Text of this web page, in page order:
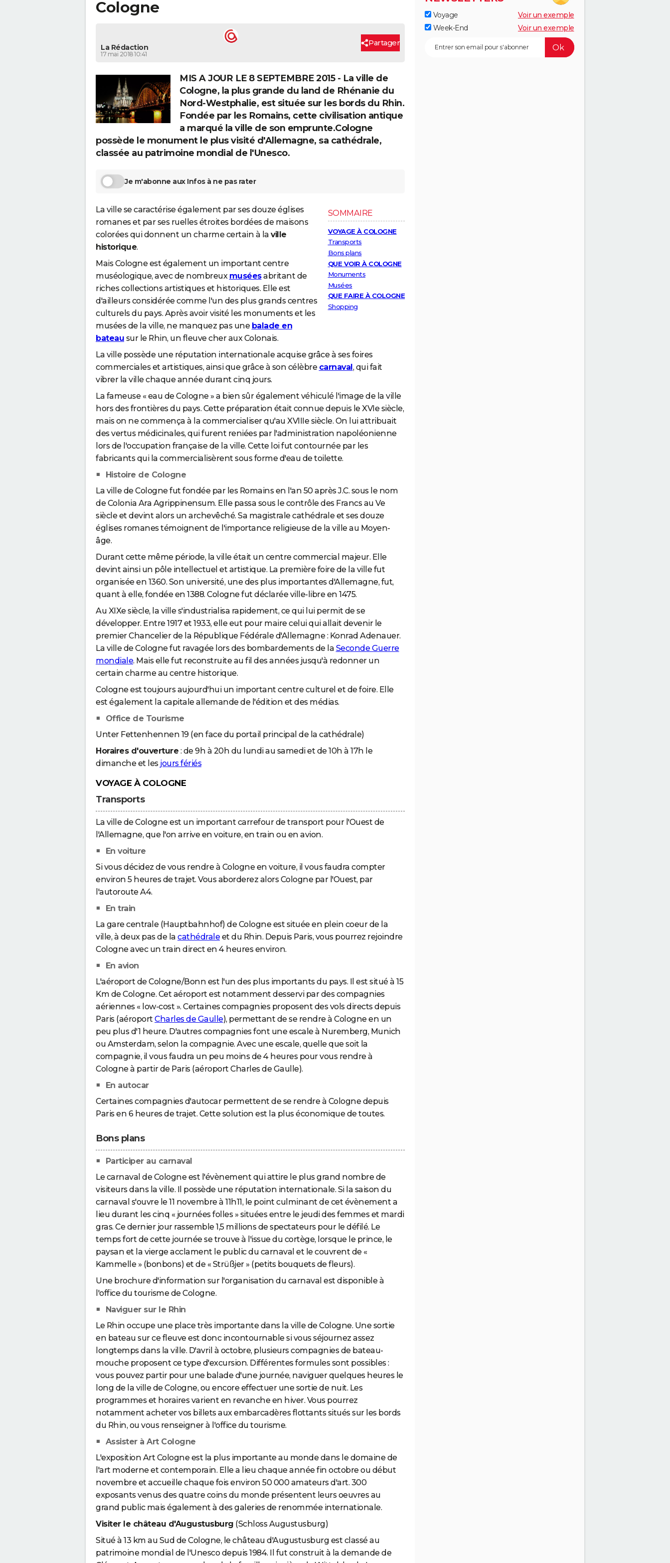
Cologne
La Rédaction
17 mai 2018 10:41
Partager
MIS A JOUR LE 8 SEPTEMBRE 2015 - La ville de
Cologne, la plus grande du land de Rhénanie du
Nord-Westphalie, est située sur les bords du Rhin.
Fondée par les Romains, cette civilisation antique
a marqué la ville de son emprunte.Cologne
possède le monument le plus visité d'Allemagne, sa cathédrale,
classée au patrimoine mondial de l'Unesco.
Je m'abonne aux Infos à ne pas rater
SOMMAIRE
VOYAGE À COLOGNE
Transports
Bons plans
QUE VOIR À COLOGNE
Monuments
Musées
QUE FAIRE À COLOGNE
Shopping
La ville se caractérise également par ses douze églises
romanes et par ses ruelles étroites bordées de maisons
colorées qui donnent un charme certain à la ville
historique.
Mais Cologne est également un important centre
muséologique, avec de nombreux muséesabritant de
riches collections artistiques et historiques. Elle est
d'ailleurs considérée comme l'un des plus grands centres
culturels du pays. Après avoir visité les monuments et les
musées de la ville, ne manquez pas une balade en
bateau sur le Rhin, un fleuve cher aux Colonais.
La ville possède une réputation internationale acquise grâce à ses foires
commerciales et artistiques, ainsi que grâce à son célèbre carnaval , qui fait
vibrer la ville chaque année durant cinq jours.
La fameuse « eau de Cologne » a bien sûr également véhiculé l'image de la ville
hors des frontières du pays. Cette préparation était connue depuis le XVIe siècle,
mais on ne commença à la commercialiser qu'au XVIIIe siècle. On lui attribuait
des vertus médicinales, qui furent reniées par l'administration napoléonienne
lors de l'occupation française de la ville. Cette loi fut contournée par les
fabricants qui la commercialisèrent sous forme d'eau de toilette.
Histoire de Cologne
La ville de Cologne fut fondée par les Romains en l'an 50 après J.C. sous le nom
de Colonia Ara Agrippinensum. Elle passa sous le contrôle des Francs au Ve
siècle et devint alors un archevêché. Sa magistrale cathédrale et ses douze
églises romanes témoignent de l'importance religieuse de la ville au Moyen-
âge.
Durant cette même période, la ville était un centre commercial majeur. Elle
devint ainsi un pôle intellectuel et artistique. La première foire de la ville fut
organisée en 1360. Son université, une des plus importantes d'Allemagne, fut,
quant à elle, fondée en 1388. Cologne fut déclarée ville-libre en 1475.
Au XIXe siècle, la ville s'industrialisa rapidement, ce qui lui permit de se
développer. Entre 1917 et 1933, elle eut pour maire celui qui allait devenir le
premier Chancelier de la République Fédérale d'Allemagne : Konrad Adenauer.
La ville de Cologne fut ravagée lors des bombardements de la Seconde Guerre
mondiale. Mais elle fut reconstruite au fil des années jusqu'à redonner un
certain charme au centre historique.
Cologne est toujours aujourd'hui un important centre culturel et de foire. Elle
est également la capitale allemande de l'édition et des médias.
Office de Tourisme
Unter Fettenhennen 19 (en face du portail principal de la cathédrale)
Horaires d'ouverture : de 9h à 20h du lundi au samedi et de 10h à 17h le
dimanche et les jours fériés
VOYAGE À COLOGNE
Transports
La ville de Cologne est un important carrefour de transport pour l'Ouest de
l'Allemagne, que l'on arrive en voiture, en train ou en avion.
En voiture
Si vous décidez de vous rendre à Cologne en voiture, il vous faudra compter
environ 5 heures de trajet. Vous aborderez alors Cologne par l'Ouest, par
l'autoroute A4.
En train
La gare centrale (Hauptbahnhof) de Cologne est située en plein coeur de la
ville, à deux pas de la cathédraleet du Rhin. Depuis Paris, vous pourrez rejoindre
Cologne avec un train direct en 4 heures environ.
En avion
L'aéroport de Cologne/Bonn est l'un des plus importants du pays. Il est situé à 15
Km de Cologne. Cet aéroport est notamment desservi par des compagnies
aériennes « low-cost ». Certaines compagnies proposent des vols directs depuis
Paris (aéroport Charles de Gaulle), permettant de se rendre à Cologne en un
peu plus d'1 heure. D'autres compagnies font une escale à Nuremberg, Munich
ou Amsterdam, selon la compagnie. Avec une escale, quelle que soit la
compagnie, il vous faudra un peu moins de 4 heures pour vous rendre à
Cologne à partir de Paris (aéroport Charles de Gaulle).
En autocar
Certaines compagnies d'autocar permettent de se rendre à Cologne depuis
Paris en 6 heures de trajet. Cette solution est la plus économique de toutes.
Bons plans
Participer au carnaval
Le carnaval de Cologne est l'évènement qui attire le plus grand nombre de
visiteurs dans la ville. Il possède une réputation internationale. Si la saison du
carnaval s'ouvre le 11 novembre à 11h11, le point culminant de cet évènement a
lieu durant les cinq « journées folles » situées entre le jeudi des femmes et mardi
gras. Ce dernier jour rassemble 1,5 millions de spectateurs pour le défilé. Le
temps fort de cette journée se trouve à l'issue du cortège, lorsque le prince, le
paysan et la vierge acclament le public du carnaval et le couvrent de «
Kammelle » (bonbons) et de « Strüßjer » (petits bouquets de fleurs).
Une brochure d'information sur l'organisation du carnaval est disponible à
l'office du tourisme de Cologne.
Naviguer sur le Rhin
Le Rhin occupe une place très importante dans la ville de Cologne. Une sortie
en bateau sur ce fleuve est donc incontournable si vous séjournez assez
longtemps dans la ville. D'avril à octobre, plusieurs compagnies de bateau-
mouche proposent ce type d'excursion. Différentes formules sont possibles :
vous pouvez partir pour une balade d'une journée, naviguer quelques heures le
long de la ville de Cologne, ou encore effectuer une sortie de nuit. Les
programmes et horaires varient en revanche en hiver. Vous pourrez
notamment acheter vos billets aux embarcadères flottants situés sur les bords
du Rhin, ou vous renseigner à l'office du tourisme.
Assister à Art Cologne
L'exposition Art Cologne est la plus importante au monde dans le domaine de
l'art moderne et contemporain. Elle a lieu chaque année fin octobre ou début
novembre et accueille chaque fois environ 50 000 amateurs d'art. 300
exposants venus des quatre coins du monde présentent leurs oeuvres au
grand public mais également à des galeries de renommée internationale.
Visiter le château d'Augustusburg (Schloss Augustusburg)
Situé à 13 km au Sud de Cologne, le château d'Augustusburg est classé au
patrimoine mondial de l'Unesco depuis 1984. Il fut construit à la demande de
Voyage
Voir un exemple
Week-End
Voir un exemple